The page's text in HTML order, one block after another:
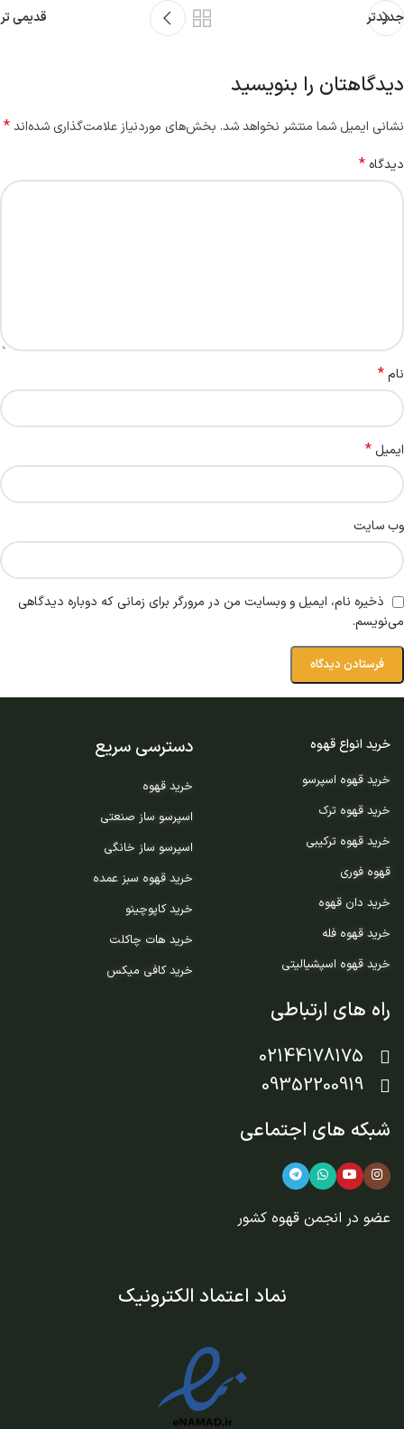
جدیدتر قدیمی تر
دیدگاهتان را بنویسید
نشانی ایمیل شما منتشر نخواهد شد. بخش‌های موردنیاز علامت‌گذاری شده‌اند*
دیدگاه *
نام*
ایمیل *
وب‌ سایت
ذخیره نام، ایمیل و وبسایت من در مرورگر برای زمانی که دوباره دیدگاهی
می‌نویسم.
خرید انواع قهوه
خرید قهوه اسپرسو
خرید قهوه ترک
خرید قهوه ترکیبی
قهوه فوری
خرید دان قهوه
خرید قهوه فله
خرید قهوه اسپشیالیتی
دسترسی سریع
خرید قهوه
اسپرسو ساز صنعتی
اسپرسو ساز خانگی
خرید قهوه سبز عمده
خرید کاپوچینو
خرید هات چاکلت
خرید کافی میکس
راه های ارتباطی
02144178175
09352200919
شبکه های اجتماعی
عضو در انجمن قهوه کشور
نماد اعتماد الکترونیک